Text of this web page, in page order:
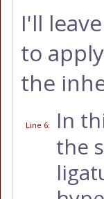
I'll
to
the
Line 6:
In
the